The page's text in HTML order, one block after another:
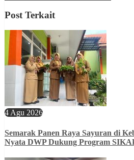
Post Terkait
4 Agu 2026
Semarak Panen Raya Sayuran di
Nyata DWP Dukung Program